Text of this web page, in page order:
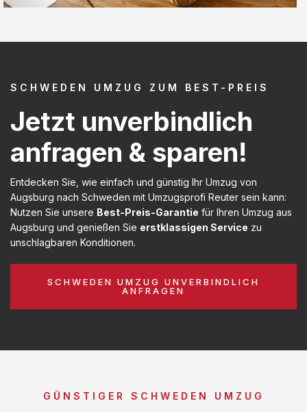
SCHWEDEN UMZUG ZUM BEST-PREIS
Jetzt unverbindlich
anfragen & sparen!
Entdecken Sie, wie einfach und günstig Ihr Umzug von
Augsburg nach Schweden mit Umzugsprofi Reuter sein kann:
Nutzen Sie unsere Best-Preis-Garantie für Ihren Umzug aus
Augsburg und genießen Sie erstklassigen Service zu
unschlagbaren Konditionen.
SCHWEDEN UMZUG UNVERBINDLICH
ANFRAGEN
GÜNSTIGER SCHWEDEN UMZUG